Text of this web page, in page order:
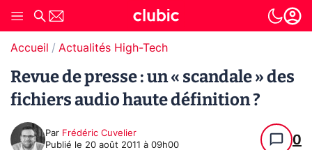
Accueil Actualités High-Tech
Revue de presse : un « scandale » des
fichiers audio haute définition ?
Par Frédéric Cuvelier
Publié le 20 août 2011 à 09h00 0